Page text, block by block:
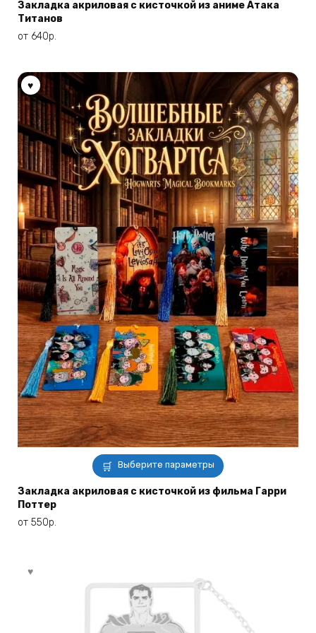
имеет
выбрать
странице
товара.
Закладка акриловая с кисточкой из аниме Атака
Титанов
от 640р.
Выберите параметры
Этот
товар
имеет
Закладка акриловая с кисточкой из фильма Гарри
Поттер
от 550р.